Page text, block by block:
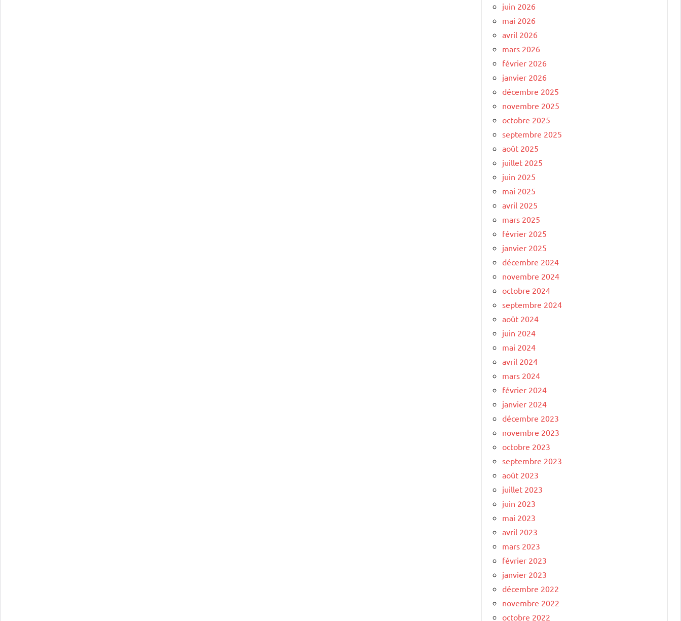
juin 2026
mai 2026
avril 2026
mars 2026
février 2026
janvier 2026
décembre 2025
novembre 2025
octobre 2025
septembre 2025
août 2025
juillet 2025
juin 2025
mai 2025
avril 2025
mars 2025
février 2025
janvier 2025
décembre 2024
novembre 2024
octobre 2024
septembre 2024
août 2024
juin 2024
mai 2024
avril 2024
mars 2024
février 2024
janvier 2024
décembre 2023
novembre 2023
octobre 2023
septembre 2023
août 2023
juillet 2023
juin 2023
mai 2023
avril 2023
mars 2023
février 2023
janvier 2023
décembre 2022
novembre 2022
octobre 2022